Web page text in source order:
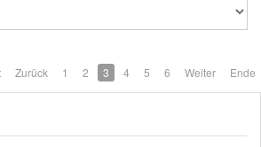
Zurück 1 2 3 4 5 6 Weiter Ende